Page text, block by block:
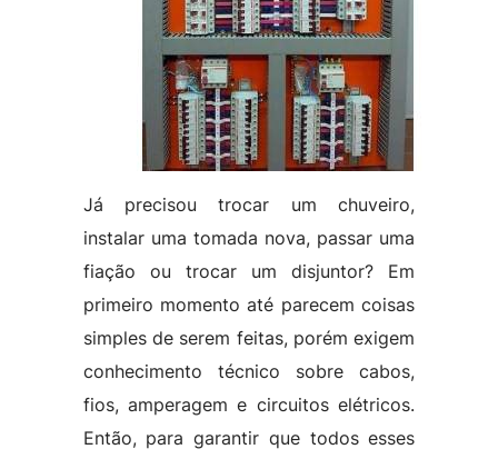
Já precisou trocar um chuveiro,
instalar uma tomada nova, passar uma
fiação ou trocar um disjuntor? Em
primeiro momento até parecem coisas
simples de serem feitas, porém exigem
conhecimento técnico sobre cabos,
fios, amperagem e circuitos elétricos.
Então, para garantir que todos esses